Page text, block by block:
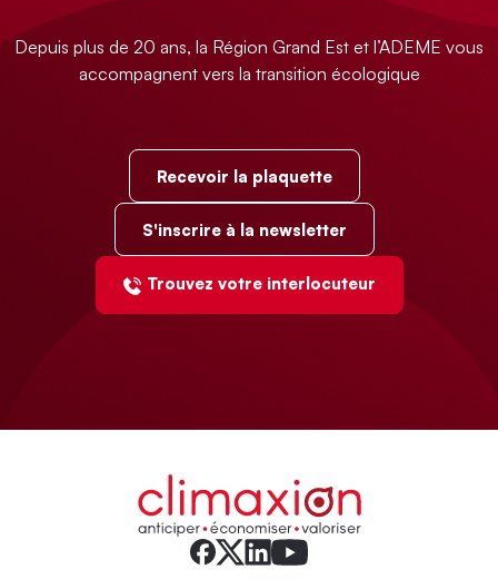
Depuis plus de 20 ans, la Région Grand Est et l’ADEME vous
accompagnent vers la transition écologique
Recevoir la plaquette
S'inscrire à la newsletter
Trouvez votre interlocuteur